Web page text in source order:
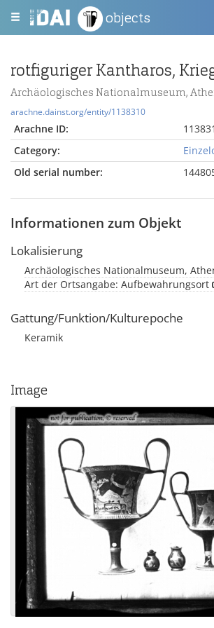
objects
Archäologisches Nationalmuseum,
arachne.dainst.org/entity/1138310
Arachne ID:
Category:
Old serial number:
Informationen zum Objekt
Lokalisierung
Archäologisches Nationalmuseum,
Art der Ortsangabe: Aufbewahrungsort
Gattung/Funktion/Kulturepoche
Keramik
Image